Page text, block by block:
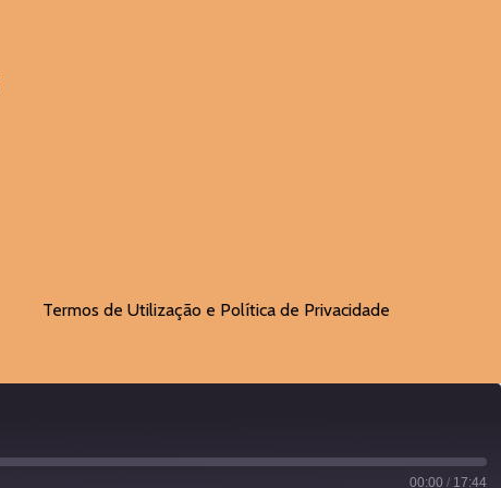
Termos de Utilização e Política de Privacidade
00:00 / 17:44